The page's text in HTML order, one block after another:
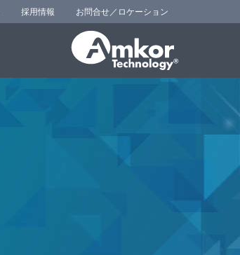
採用情報 お問合せ／ロケーション